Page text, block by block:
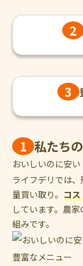
2
3
1 私たち
おいしいのに安い
ライフデリでは
量買い取り。 コ
しています。農
組みです。
豊富なメニュー